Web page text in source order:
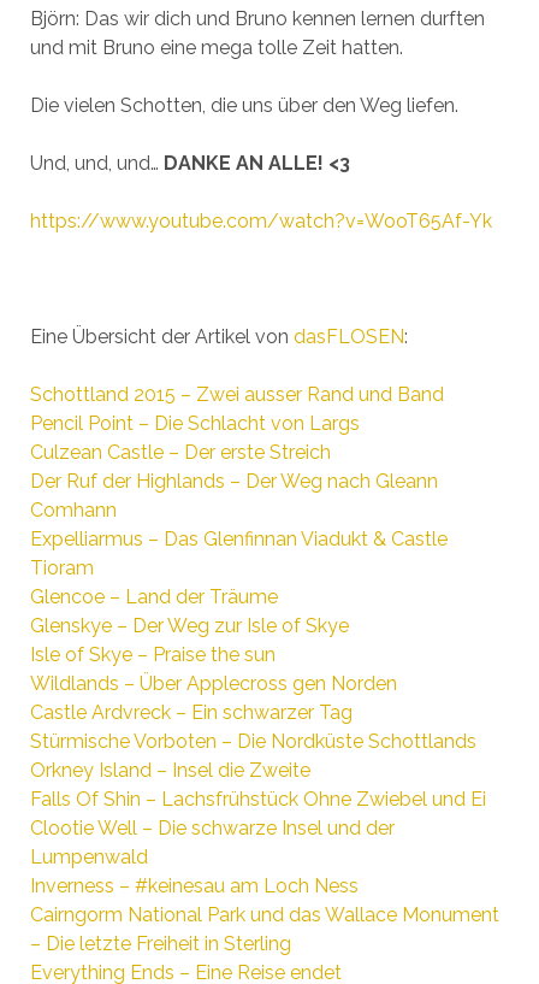
Björn: Das wir dich und Bruno kennen lernen durften
und mit Bruno eine mega tolle Zeit hatten.
Die vielen Schotten, die uns über den Weg liefen.
Und, und, und… DANKE AN ALLE! <3
https://www.youtube.com/watch?v=WooT65Af-Yk
Eine Übersicht der Artikel von dasFLOSEN:
Schottland 2015 – Zwei ausser Rand und Band
Pencil Point – Die Schlacht von Largs
Culzean Castle – Der erste Streich
Der Ruf der Highlands – Der Weg nach Gleann
Comhann
Expelliarmus – Das Glenfinnan Viadukt & Castle
Tioram
Glencoe – Land der Träume
Glenskye – Der Weg zur Isle of Skye
Isle of Skye – Praise the sun
Wildlands – Über Applecross gen Norden
Castle Ardvreck – Ein schwarzer Tag
Stürmische Vorboten – Die Nordküste Schottlands
Orkney Island – Insel die Zweite
Falls Of Shin – Lachsfrühstück Ohne Zwiebel und Ei
Clootie Well – Die schwarze Insel und der
Lumpenwald
Inverness – #keinesau am Loch Ness
Cairngorm National Park und das Wallace Monument
– Die letzte Freiheit in Sterling
Everything Ends – Eine Reise endet